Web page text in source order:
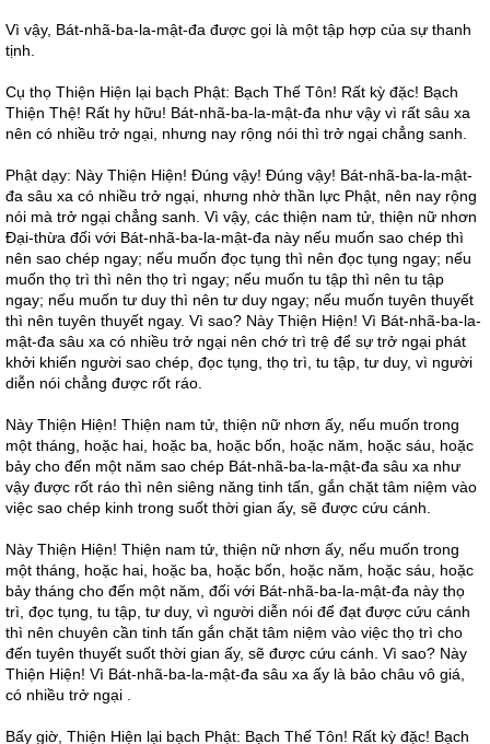
Vì vậy, Bát-nhã-ba-la-mật-đa được gọi là một tập hợp của sự thanh
tịnh.
Cụ thọ Thiện Hiện lại bạch Phật: Bạch Thế Tôn! Rất kỳ đặc! Bạch
Thiện Thệ! Rất hy hữu! Bát-nhã-ba-la-mật-đa như vậy vì rất sâu xa
nên có nhiều trở ngại, nhưng nay rộng nói thì trở ngại chẳng sanh.
Phật dạy: Này Thiện Hiện! Đúng vậy! Đúng vậy! Bát-nhã-ba-la-mật-
đa sâu xa có nhiều trở ngại, nhưng nhờ thần lực Phật, nên nay rộng
nói mà trở ngại chẳng sanh. Vì vậy, các thiện nam tử, thiện nữ nhơn
Đại-thừa đối với Bát-nhã-ba-la-mật-đa này nếu muốn sao chép thì
nên sao chép ngay; nếu muốn đọc tụng thì nên đọc tụng ngay; nếu
muốn thọ trì thì nên thọ trì ngay; nếu muốn tu tập thì nên tu tập
ngay; nếu muốn tư duy thì nên tư duy ngay; nếu muốn tuyên thuyết
thì nên tuyên thuyết ngay. Vì sao? Này Thiện Hiện! Vì Bát-nhã-ba-la-
mật-đa sâu xa có nhiều trở ngại nên chớ trì trệ để sự trở ngại phát
khởi khiến người sao chép, đọc tụng, thọ trì, tu tập, tư duy, vì người
diễn nói chẳng được rốt ráo.
Này Thiện Hiện! Thiện nam tử, thiện nữ nhơn ấy, nếu muốn trong
một tháng, hoặc hai, hoặc ba, hoặc bốn, hoặc năm, hoặc sáu, hoặc
bảy cho đến một năm sao chép Bát-nhã-ba-la-mật-đa sâu xa như
vậy được rốt ráo thì nên siêng năng tinh tấn, gắn chặt tâm niệm vào
việc sao chép kinh trong suốt thời gian ấy, sẽ được cứu cánh.
Này Thiện Hiện! Thiện nam tử, thiện nữ nhơn ấy, nếu muốn trong
một tháng, hoặc hai, hoặc ba, hoặc bốn, hoặc năm, hoặc sáu, hoặc
bảy tháng cho đến một năm, đối với Bát-nhã-ba-la-mật-đa này thọ
trì, đọc tụng, tu tập, tư duy, vì người diễn nói để đạt được cứu cánh
thì nên chuyên cần tinh tấn gắn chặt tâm niệm vào việc thọ trì cho
đến tuyên thuyết suốt thời gian ấy, sẽ được cứu cánh. Vì sao? Này
Thiện Hiện! Vì Bát-nhã-ba-la-mật-đa sâu xa ấy là bảo châu vô giá,
có nhiều trở ngại .
Bấy giờ, Thiện Hiện lại bạch Phật: Bạch Thế Tôn! Rất kỳ đặc! Bạch